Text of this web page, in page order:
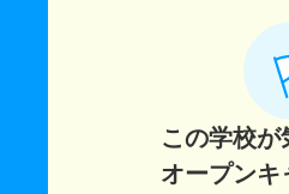
この学校が
オープンキ